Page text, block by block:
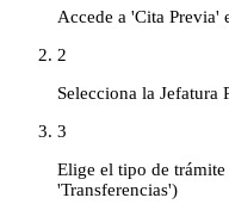
Accede a 'Cita Previa'
2
Selecciona la
3
Elige el tipo de
'Transferencias')